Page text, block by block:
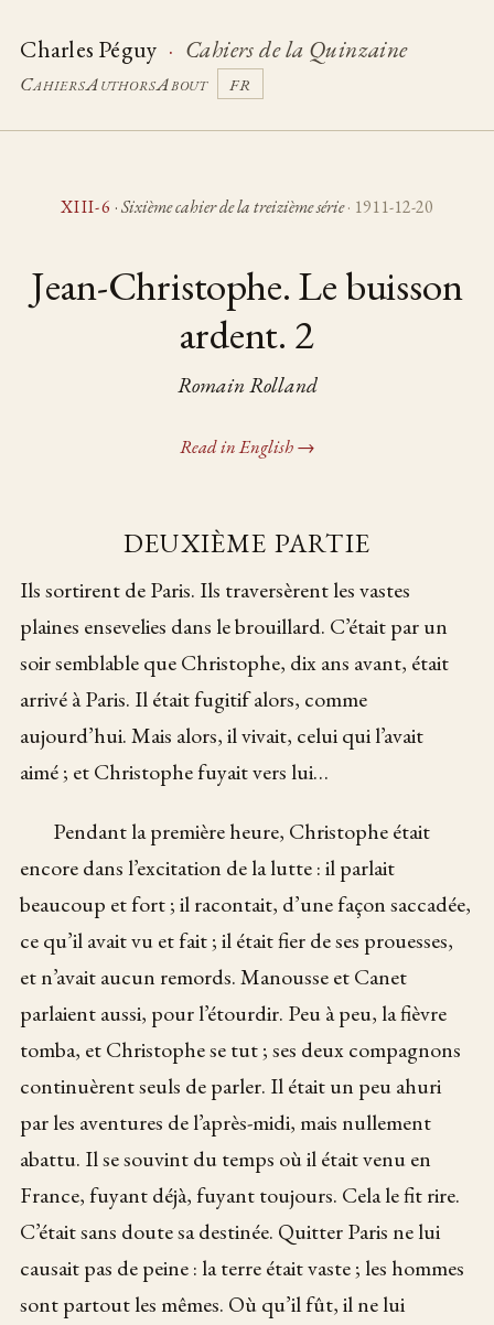
Charles Péguy · Cahiers de la Quinzaine
CahiersAuthorsAbout FR
XIII-6 ·Sixième cahier de la treizième série · 1911-12-20
Jean-Christophe. Le buisson
ardent. 2
Romain Rolland
Read in English →
DEUXIÈME PARTIE
Ils sortirent de Paris. Ils traversèrent les vastes
plaines ensevelies dans le brouillard. C’était par un
soir semblable que Christophe, dix ans avant, était
arrivé à Paris. Il était fugitif alors, comme
aujourd’hui. Mais alors, il vivait, celui qui l’avait
aimé ; et Christophe fuyait vers lui…
Pendant la première heure, Christophe était
encore dans l’excitation de la lutte : il parlait
beaucoup et fort ; il racontait, d’une façon saccadée,
ce qu’il avait vu et fait ; il était fier de ses prouesses,
et n’avait aucun remords. Manousse et Canet
parlaient aussi, pour l’étourdir. Peu à peu, la fièvre
tomba, et Christophe se tut ; ses deux compagnons
continuèrent seuls de parler. Il était un peu ahuri
par les aventures de l’après-midi, mais nullement
abattu. Il se souvint du temps où il était venu en
France, fuyant déjà, fuyant toujours. Cela le fit rire.
C’était sans doute sa destinée. Quitter Paris ne lui
causait pas de peine : la terre était vaste ; les hommes
sont partout les mêmes. Où qu’il fût, il ne lui